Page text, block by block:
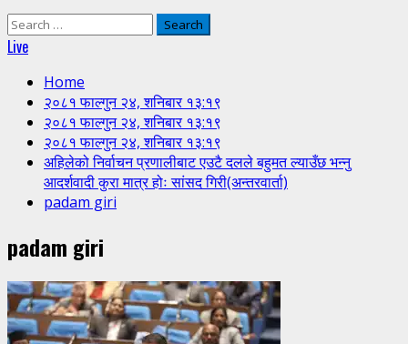
Search
for:
Live
Home
२०८१ फाल्गुन २४, शनिबार १३:१९
२०८१ फाल्गुन २४, शनिबार १३:१९
२०८१ फाल्गुन २४, शनिबार १३:१९
अहिलेको निर्वाचन प्रणालीबाट एउटै दलले बहुमत ल्याउँछ भन्नु
आदर्शवादी कुरा मात्र होः सांसद गिरी(अन्तरवार्ता)
padam giri
padam giri